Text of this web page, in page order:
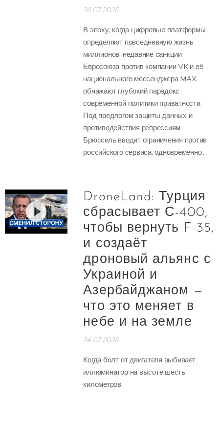
26.07.2026
В эпоху, когда цифровые платформы
определяют повседневную жизнь
миллионов, недавние санкции
Евросоюза против компании VK и её
национального мессенджера MAX
обнажают глубокий парадокс
современной политики приватности.
Под предлогом защиты данных и
противодействия репрессиям
Брюссель вводит ограничения против
российского сервиса, одновременно...
DroneLand: Турция
сбрасывает С-400,
чтобы вернуть F-35,
и создаёт
дроновый альянс с
Украиной и
Азербайджаном —
что это меняет в
небе и на земле
24.07.2026
Когда болт от двигателя выбивает
иллюминатор на высоте шесть
километров